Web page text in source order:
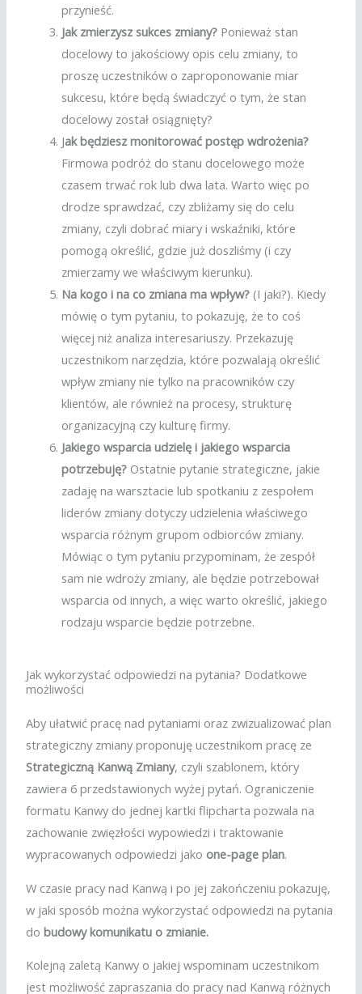
przynieść.
Jak zmierzysz sukces zmiany? Ponieważ stan
docelowy to jakościowy opis celu zmiany, to
proszę uczestników o zaproponowanie miar
sukcesu, które będą świadczyć o tym, że stan
docelowy został osiągnięty?
Jak będziesz monitorować postęp wdrożenia?
Firmowa podróż do stanu docelowego może
czasem trwać rok lub dwa lata. Warto więc po
drodze sprawdzać, czy zbliżamy się do celu
zmiany, czyli dobrać miary i wskaźniki, które
pomogą określić, gdzie już doszliśmy (i czy
zmierzamy we właściwym kierunku).
Na kogo i na co zmiana ma wpływ? (I jaki?). Kiedy
mówię o tym pytaniu, to pokazuję, że to coś
więcej niż analiza interesariuszy. Przekazuję
uczestnikom narzędzia, które pozwalają określić
wpływ zmiany nie tylko na pracowników czy
klientów, ale również na procesy, strukturę
organizacyjną czy kulturę firmy.
Jakiego wsparcia udzielę i jakiego wsparcia
potrzebuję? Ostatnie pytanie strategiczne, jakie
zadaję na warsztacie lub spotkaniu z zespołem
liderów zmiany dotyczy udzielenia właściwego
wsparcia różnym grupom odbiorców zmiany.
Mówiąc o tym pytaniu przypominam, że zespół
sam nie wdroży zmiany, ale będzie potrzebował
wsparcia od innych, a więc warto określić, jakiego
rodzaju wsparcie będzie potrzebne.
Jak wykorzystać odpowiedzi na pytania? Dodatkowe
możliwości
Aby ułatwić pracę nad pytaniami oraz zwizualizować plan
strategiczny zmiany proponuję uczestnikom pracę ze
Strategiczną Kanwą Zmiany, czyli szablonem, który
zawiera 6 przedstawionych wyżej pytań. Ograniczenie
formatu Kanwy do jednej kartki flipcharta pozwala na
zachowanie zwięzłości wypowiedzi i traktowanie
wypracowanych odpowiedzi jako one-page plan.
W czasie pracy nad Kanwą i po jej zakończeniu pokazuję,
w jaki sposób można wykorzystać odpowiedzi na pytania
dobudowy komunikatu o zmianie.
Kolejną zaletą Kanwy o jakiej wspominam uczestnikom
jest możliwość zapraszania do pracy nad Kanwą różnych